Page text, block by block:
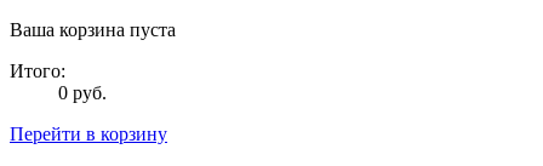
Ваша корзина пуста
Итого:
0 руб.
Перейти в корзину